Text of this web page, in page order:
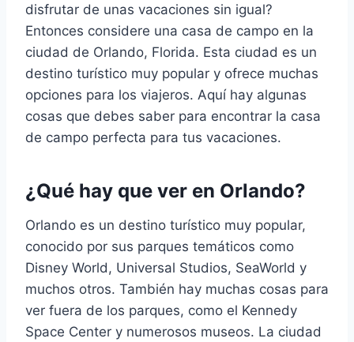
disfrutar de unas vacaciones sin igual?
Entonces considere una casa de campo en la
ciudad de Orlando, Florida. Esta ciudad es un
destino turístico muy popular y ofrece muchas
opciones para los viajeros. Aquí hay algunas
cosas que debes saber para encontrar la casa
de campo perfecta para tus vacaciones.
¿Qué hay que ver en Orlando?
Orlando es un destino turístico muy popular,
conocido por sus parques temáticos como
Disney World, Universal Studios, SeaWorld y
muchos otros. También hay muchas cosas para
ver fuera de los parques, como el Kennedy
Space Center y numerosos museos. La ciudad